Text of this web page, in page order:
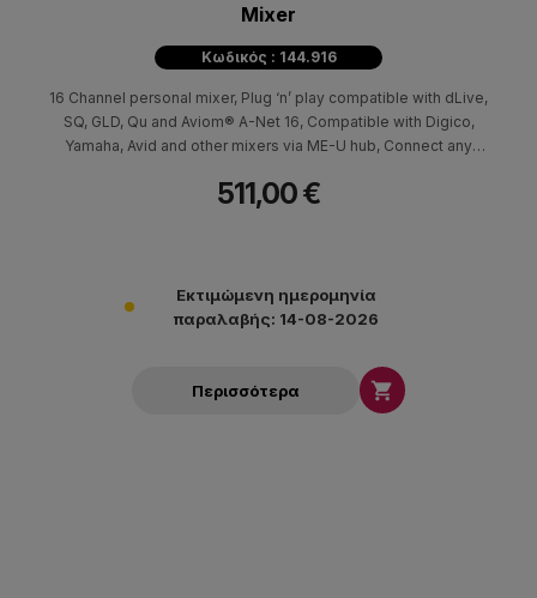
Mixer
Κωδικός : 144.916
16 Channel personal mixer, Plug ‘n’ play compatible with dLive,
SQ, GLD, Qu and Aviom® A-Net 16, Compatible with Digico,
Yamaha, Avid and other mixers via ME-U hub, Connect any
ME-1 devices, Can be powered via PoE or external PSU
511,00 €
Εκτιμώμενη ημερομηνία
παραλαβής: 14-08-2026
Περισσότερα 